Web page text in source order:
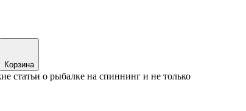
Корзина
статьи о рыбалке на спиннинг и не только